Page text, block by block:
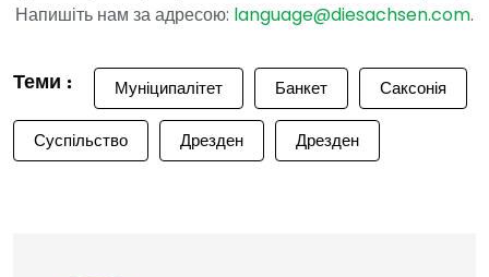
Напишіть нам за адресою: language@diesachsen.com.
Теми : Муніципалітет Банкет Саксонія
Суспільство Дрезден Дрезден